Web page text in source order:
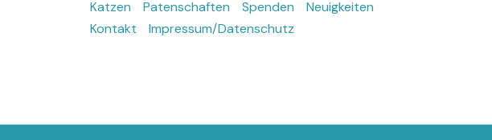
Katzen
Patenschaften Spenden
Neuigkeiten
Kontakt
Impressum/Datenschutz